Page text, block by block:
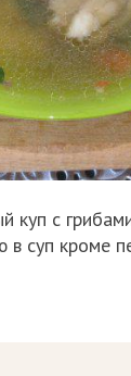
куп с
суп кроме